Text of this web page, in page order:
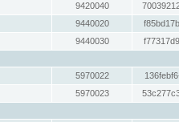
9420040
9440020
9440030
5970022
5970023